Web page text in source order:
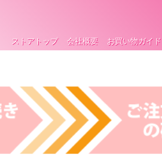
ストアトップ 会社概要 お買い物ガイド